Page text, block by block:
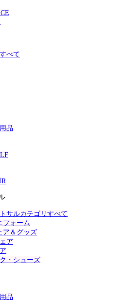
べて
品
サルカテゴリすべて
フォーム
ア＆グッズ
ア
・シューズ
品